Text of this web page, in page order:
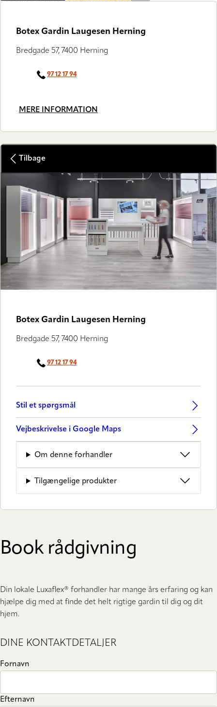
Botex Gardin Laugesen Herning
Bredgade 57, 7400 Herning
97 12 17 94
MERE INFORMATION
Tilbage
Botex Gardin Laugesen Herning
Bredgade 57, 7400 Herning
97 12 17 94
Stil et spørgsmål
Vejbeskrivelse i Google Maps
Om denne forhandler
Tilgængelige produkter
Book rådgivning
Din lokale Luxaflex® forhandler har mange års erfaring og kan
hjælpe dig med at finde det helt rigtige gardin til dig og dit
hjem.
DINE KONTAKTDETALJER
Fornavn
Efternavn